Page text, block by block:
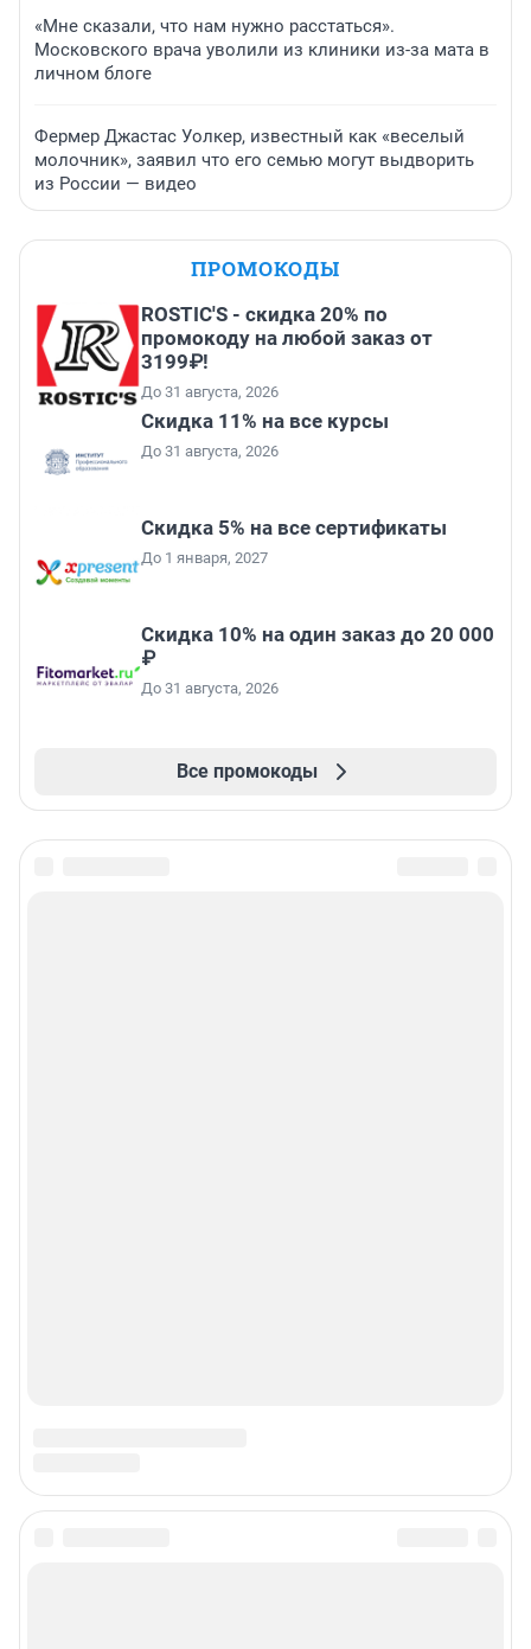
«Мне сказали, что нам нужно расстаться».
Московского врача уволили из клиники из-за мата в
личном блоге
Фермер Джастас Уолкер, известный как «веселый
молочник», заявил что его семью могут выдворить
из России — видео
ПРОМОКОДЫ
ROSTIC'S - скидка 20% по
промокоду на любой заказ от
3199₽!
До 31 августа, 2026
Скидка 11% на все курсы
До 31 августа, 2026
Скидка 5% на все сертификаты
До 1 января, 2027
Скидка 10% на один заказ до 20 000
₽
До 31 августа, 2026
Все промокоды